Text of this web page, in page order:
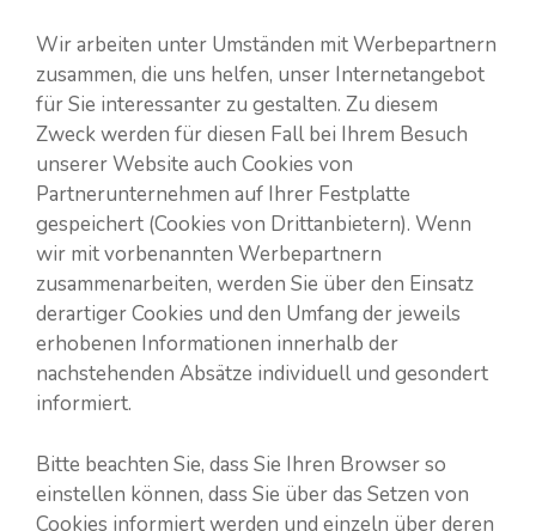
Wir arbeiten unter Umständen mit Werbepartnern
zusammen, die uns helfen, unser Internetangebot
für Sie interessanter zu gestalten. Zu diesem
Zweck werden für diesen Fall bei Ihrem Besuch
unserer Website auch Cookies von
Partnerunternehmen auf Ihrer Festplatte
gespeichert (Cookies von Drittanbietern). Wenn
wir mit vorbenannten Werbepartnern
zusammenarbeiten, werden Sie über den Einsatz
derartiger Cookies und den Umfang der jeweils
erhobenen Informationen innerhalb der
nachstehenden Absätze individuell und gesondert
informiert.
Bitte beachten Sie, dass Sie Ihren Browser so
einstellen können, dass Sie über das Setzen von
Cookies informiert werden und einzeln über deren